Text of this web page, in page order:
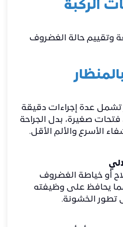
الركبة
وتقييم حالة الغضروف
تشمل عدة إجراءات دقيقة
صغيرة، بدل الجراحة
الأسرع والألم الأقل.
أو خياطة الغضروف
مما يحافظ على وظيفته
تطور الخشونة.